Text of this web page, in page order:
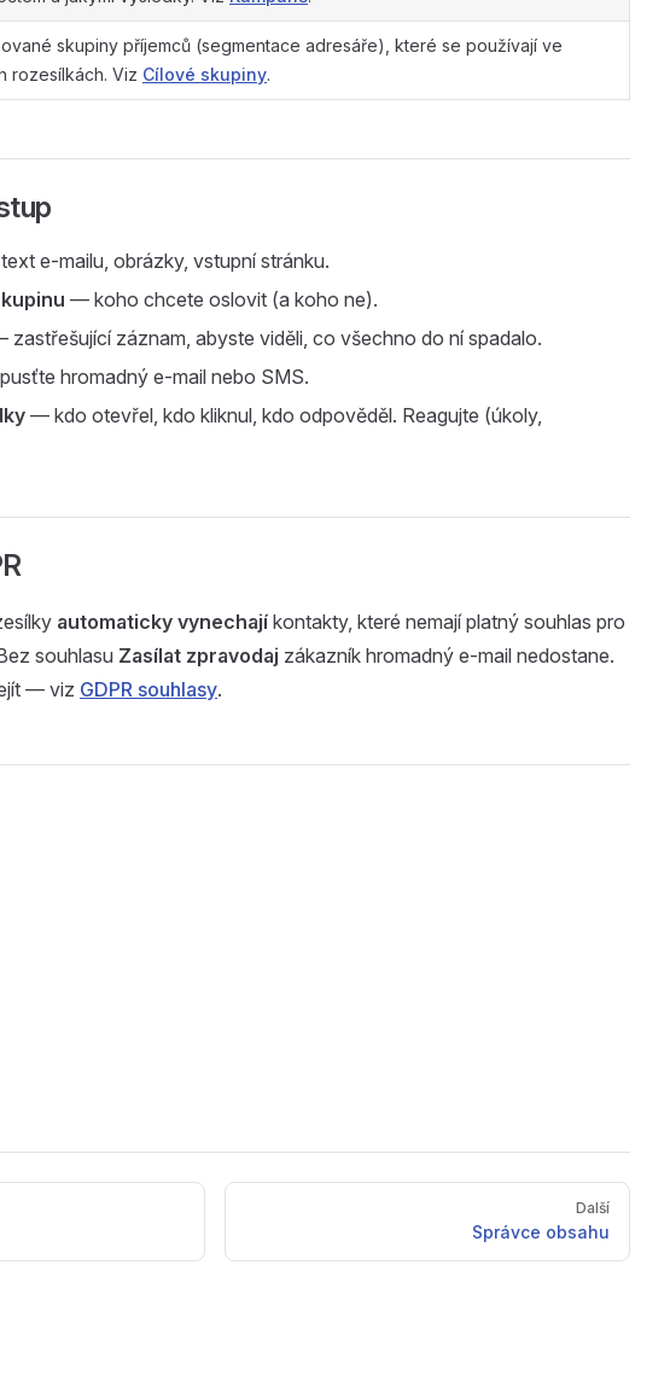
skupiny příjemců (segmentace adresáře), které se používají ve
rozesílkách. Viz Cílové skupiny.
e-mailu, obrázky, vstupní stránku.
— koho chcete oslovit (a koho ne).
zastřešující záznam, abyste viděli, co všechno do ní spadalo.
hromadný e-mail nebo SMS.
— kdo otevřel, kdo kliknul, kdo odpověděl. Reagujte (úkoly,
automaticky vynechají kontakty, které nemají platný souhlas pro
souhlasu Zasílat zpravodaj zákazník hromadný e-mail nedostane.
— viz GDPR souhlasy.
Další
Správce obsahu